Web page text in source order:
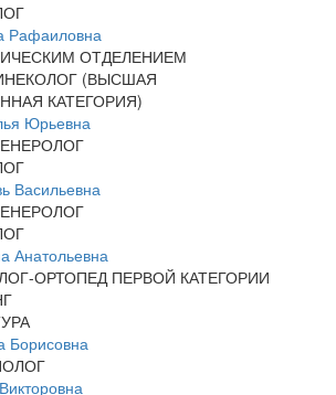
Рафаиловна
ОТДЕЛЕНИЕМ
(ВЫСШАЯ
КАТЕГОРИЯ)
Юрьевна
Васильевна
Анатольевна
ОРТОПЕД ПЕРВОЙ КАТЕГОРИИ
Борисовна